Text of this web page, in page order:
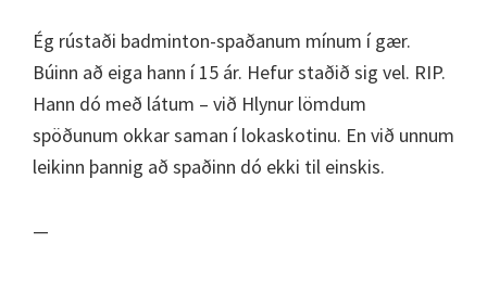
Ég rústaði badminton-spaðanum mínum í gær.
Búinn að eiga hann í 15 ár. Hefur staðið sig vel. RIP.
Hann dó með látum – við Hlynur lömdum
spöðunum okkar saman í lokaskotinu. En við unnum
leikinn þannig að spaðinn dó ekki til einskis.
—